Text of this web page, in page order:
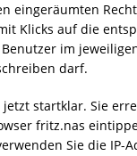
eingeräumten
Klicks auf die
im
darf.
jetzt startklar. Sie
fritz.nas
Sie die IP-